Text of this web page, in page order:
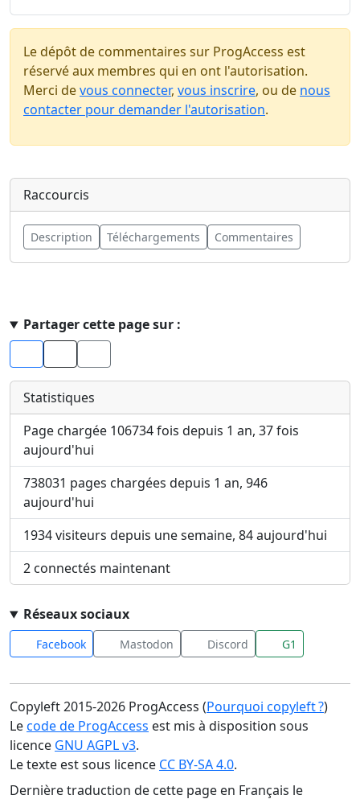
Raccourcis
Description Téléchargements Commentaires
Le dépôt de commentaires sur ProgAccess est
réservé aux membres qui en ont l'autorisation.
Merci devous connecter, vous inscrire, ou de nous
contacter pour demander l'autorisation.
Partager cette page sur :
Facebook
Statistiques
Page chargée 106734 fois depuis 1 an, 37 fois
aujourd'hui
738031 pages chargées depuis 1 an, 946
aujourd'hui
1934 visiteurs depuis une semaine, 84 aujourd'hui
2 connectés maintenant
Réseaux sociaux
Facebook Mastodon Discord G1
Copyleft 2015-2026 ProgAccess (Pourquoi copyleft ?)
Lecode de ProgAccess est mis à disposition sous
licence GNU AGPL v3.
Le texte est sous licence CC BY-SA 4.0.
Dernière traduction de cette page en Français le